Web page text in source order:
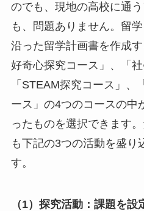
のでも、現地の高校に通
も、問題ありません。留
沿った留学計画書を作成
好奇心探究コース」、「社
「STEAM探究コース」、
ース」の4つのコースの中
ったものを選択できます
も下記の3つの活動を盛り
す。
（1）探究活動：課題を